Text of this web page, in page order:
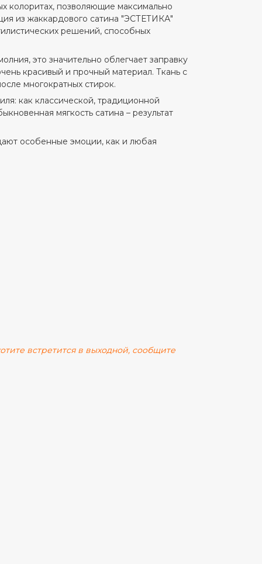
колоритах, позволяющие максимально
из жаккардового сатина "ЭСТЕТИКА"
решений, способных
это значительно облегчает заправку
красивый и прочный материал. Ткань с
многократных стирок.
как классической, традиционной
мягкость сатина – результат
особенные эмоции, как и любая
встретится в выходной, сообщите